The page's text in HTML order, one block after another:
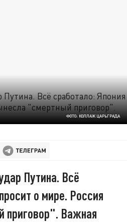
ФОТО: КОЛЛАЖ ЦАРЬГРАДА
Путина. Всё
о мире. Россия
приговор". Важная